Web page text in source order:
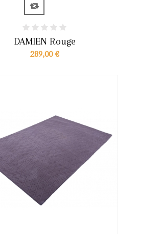
DAMIEN Rouge
289,00 €